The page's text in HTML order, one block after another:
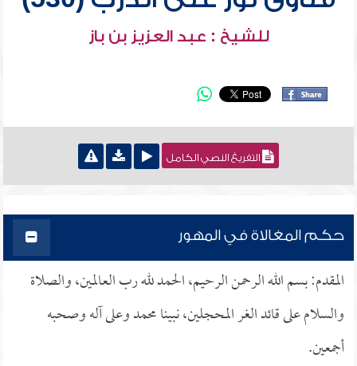
للشيخ : عبد العزيز بن باز
التفريغ النصي الكامل
حكم المغالاة في المهور
المقدم: بسم الله الرحمن الرحيم، الحمد لله رب العالمين، والصلاة
والسلام على قائد الغر المحجلين، نبينا محمد وعلى آله وصحبه
أجمعين.